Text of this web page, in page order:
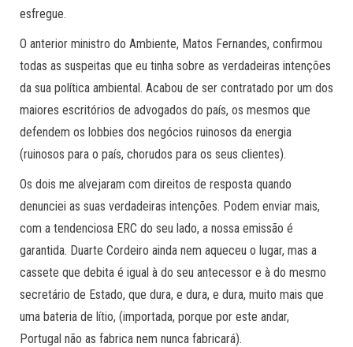
esfregue.
O anterior ministro do Ambiente, Matos Fernandes, confirmou
todas as suspeitas que eu tinha sobre as verdadeiras intenções
da sua política ambiental. Acabou de ser contratado por um dos
maiores escritórios de advogados do país, os mesmos que
defendem os lobbies dos negócios ruinosos da energia
(ruinosos para o país, chorudos para os seus clientes).
Os dois me alvejaram com direitos de resposta quando
denunciei as suas verdadeiras intenções. Podem enviar mais,
com a tendenciosa ERC do seu lado, a nossa emissão é
garantida. Duarte Cordeiro ainda nem aqueceu o lugar, mas a
cassete que debita é igual à do seu antecessor e à do mesmo
secretário de Estado, que dura, e dura, e dura, muito mais que
uma bateria de lítio, (importada, porque por este andar,
Portugal não as fabrica nem nunca fabricará).